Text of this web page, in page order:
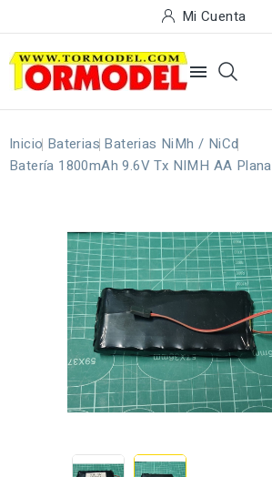
Mi Cuenta

Inicio Baterias Baterias NiMh / NiCd
Batería 1800mAh 9.6V Tx NIMH AA Plana